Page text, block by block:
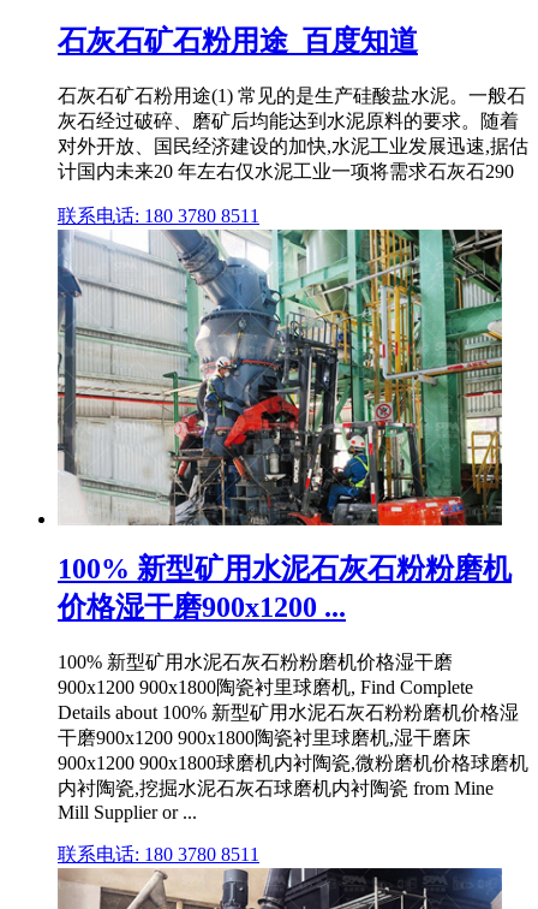
石灰石矿石粉用途_百度知道
石灰石矿石粉用途(1) 常见的是生产硅酸盐水泥。一般石
灰石经过破碎、磨矿后均能达到水泥原料的要求。随着
对外开放、国民经济建设的加快,水泥工业发展迅速,据估
计国内未来20 年左右仅水泥工业一项将需求石灰石290
联系电话: 180 3780 8511
100% 新型矿用水泥石灰石粉粉磨机
价格湿干磨900x1200 ...
100% 新型矿用水泥石灰石粉粉磨机价格湿干磨
900x1200 900x1800陶瓷衬里球磨机, Find Complete
Details about 100% 新型矿用水泥石灰石粉粉磨机价格湿
干磨900x1200 900x1800陶瓷衬里球磨机,湿干磨床
900x1200 900x1800球磨机内衬陶瓷,微粉磨机价格球磨机
内衬陶瓷,挖掘水泥石灰石球磨机内衬陶瓷 from Mine
Mill Supplier or ...
联系电话: 180 3780 8511